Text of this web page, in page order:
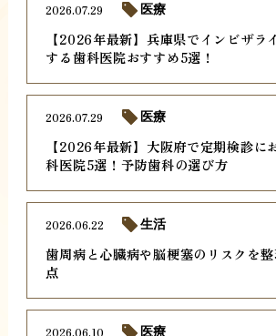
【2026年最新】兵庫県でインビザラ
する歯科医院おすすめ5選！
2026.07.29 医療
【2026年最新】大阪府で定期検診に
科医院5選！予防歯科の選び方
2026.07.29 医療
歯周病と心臓病や脳梗塞のリスクを
点
2026.06.22 生活
2026.06.10 医療